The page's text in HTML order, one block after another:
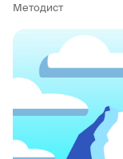
Методист